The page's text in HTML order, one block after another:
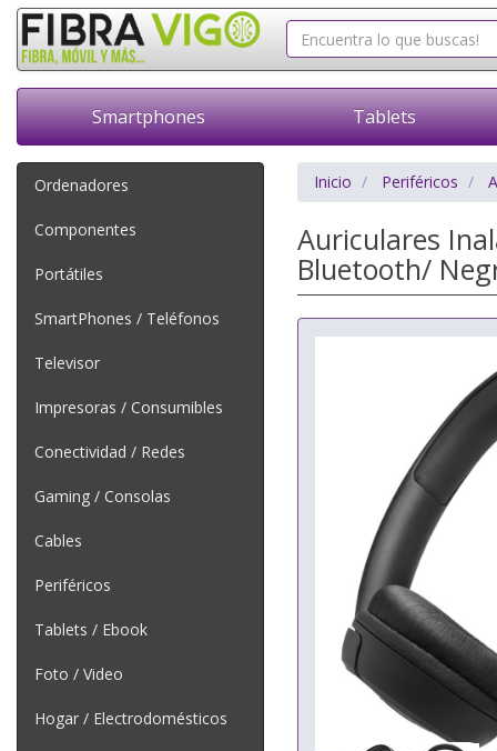
Smartphones Tablets
Ordenadores
Componentes
Portátiles
SmartPhones / Teléfonos
Televisor
Impresoras / Consumibles
Conectividad / Redes
Gaming / Consolas
Cables
Periféricos
Tablets / Ebook
Foto / Video
Hogar / Electrodomésticos
Inicio Periféricos
Auriculares
Bluetooth/